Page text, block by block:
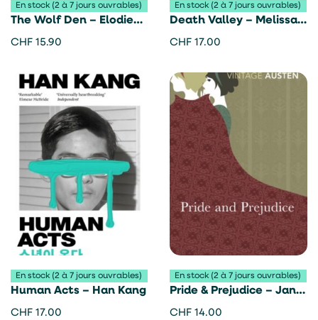
En stock (2 à 7 jours ouvrables)
The Wolf Den – Elodie
Harper
CHF 15.90
En stock (2 à 7 jours ouvrables)
Death Valley – Melissa
Broder
CHF 17.00
En stock (2 à 7 jours ouvrables)
Human Acts – Han Kang
CHF 17.00
En stock (2 à 7 jours ouvrables)
Pride & Prejudice – Jane
Austen
CHF 14.00